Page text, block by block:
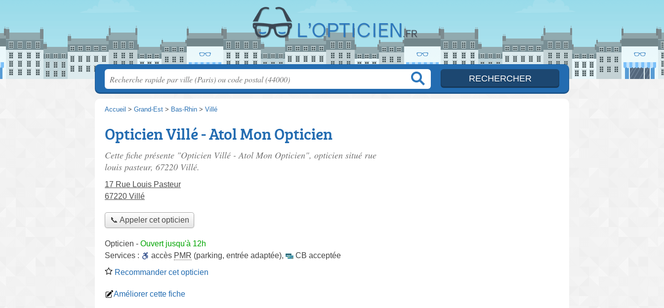
Accueil > Grand-Est > Bas-Rhin > Villé
Opticien Villé - Atol Mon Opticien
Cette fiche présente "Opticien Villé - Atol Mon Opticien", opticien situé rue
louis pasteur, 67220 Villé.
17 Rue Louis Pasteur
67220 Villé
📞 Appeler cet opticien
Opticien - Ouvert jusqu'à 12h
Services :
accès PMR (parking, entrée adaptée),
CB acceptée
Recommander cet opticien
Améliorer cette fiche